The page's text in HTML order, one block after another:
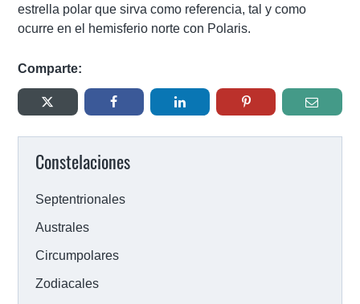
estrella polar que sirva como referencia, tal y como
ocurre en el hemisferio norte con Polaris.
Comparte:
Constelaciones
Septentrionales
Australes
Circumpolares
Zodiacales